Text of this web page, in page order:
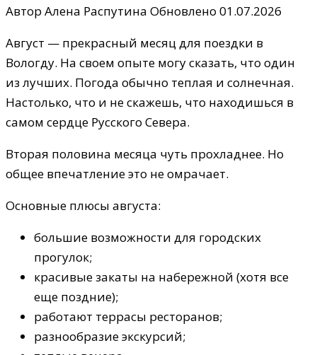
Автор Алена Распутина Обновлено 01.07.2026
Август — прекрасный месяц для поездки в
Вологду. На своем опыте могу сказать, что один
из лучших. Погода обычно теплая и солнечная.
Настолько, что и не скажешь, что находишься в
самом сердце Русского Севера.
Вторая половина месяца чуть прохладнее. Но
общее впечатление это не омрачает.
Основные плюсы августа:
большие возможности для городских
прогулок;
красивые закаты на набережной (хотя все
еще поздние);
работают террасы ресторанов;
разнообразие экскурсий;